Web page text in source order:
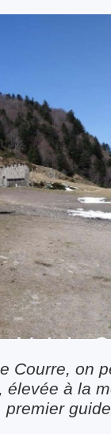
Courre, on
à la
premier